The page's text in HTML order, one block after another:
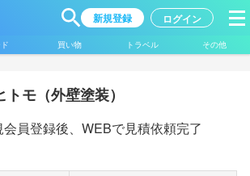
新規登録 ログイン
買い物 トラベル その他
トモ（外壁塗装）
会員登録後、WEBで見積依頼完了